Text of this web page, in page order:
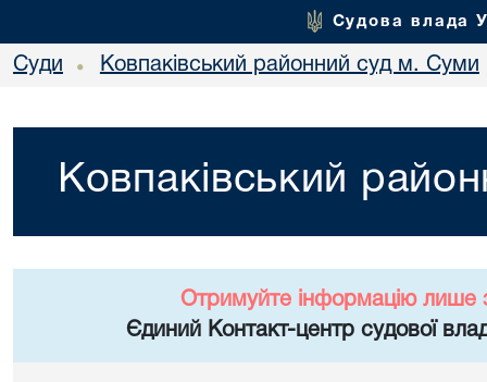
Судова влада
Суди • Ковпаківський районний суд м. Суми
Ковпаківський
Отримуйте інформацію лише
Єдиний Контакт-центр судової